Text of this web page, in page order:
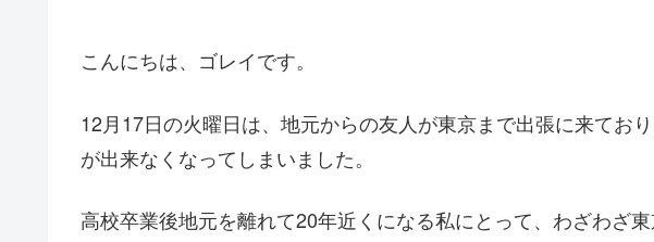
こんにちは、ゴレイです。
12月17日の火曜日は、地元からの友人が東京まで出張に来てお
が出来なくなってしまいました。
高校卒業後地元を離れて20年近くになる私にとって、わざわざ